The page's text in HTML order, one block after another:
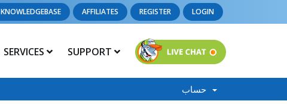
KNOWLEDGEBASE AFFILIATES REGISTER LOGIN
SERVICES SUPPORT